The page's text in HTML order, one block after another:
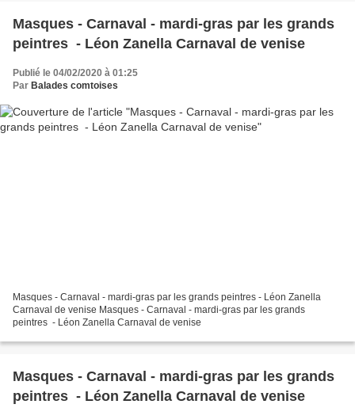
Masques - Carnaval - mardi-gras par les grands
peintres - Léon Zanella Carnaval de venise
Publié le 04/02/2020 à 01:25
Par Balades comtoises
Masques - Carnaval - mardi-gras par les grands peintres - Léon Zanella
Carnaval de venise Masques - Carnaval - mardi-gras par les grands
peintres - Léon Zanella Carnaval de venise
Masques - Carnaval - mardi-gras par les grands
peintres - Léon Zanella Carnaval de venise